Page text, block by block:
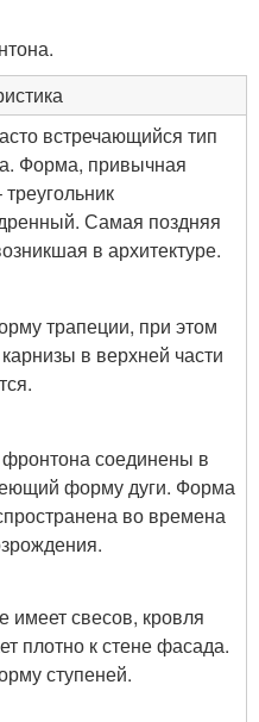
встречающийся тип
Форма, привычная
Самая поздняя
в архитектуре.
трапеции, при этом
в верхней части
соединены в
форму дуги. Форма
во времена
имеет свесов, кровля
плотно к стене фасада.
ступеней.